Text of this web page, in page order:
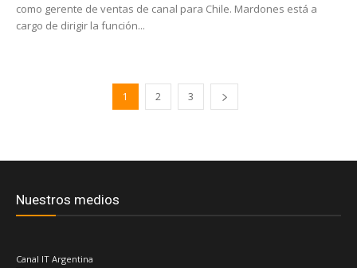
como gerente de ventas de canal para Chile. Mardones está a
cargo de dirigir la función...
1 2 3
Nuestros medios
Canal IT Argentina